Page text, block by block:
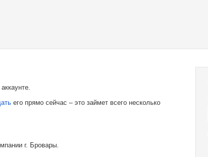
его прямо сейчас – это займет всего несколько
г. Бровары.